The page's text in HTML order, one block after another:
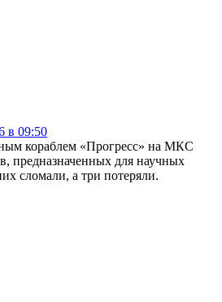
в 09:50
кораблем «Прогресс» на МКС
предназначенных для научных
сломали, а три потеряли.